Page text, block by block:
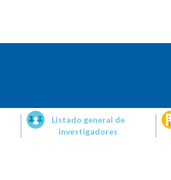
Listado general de
investigadores